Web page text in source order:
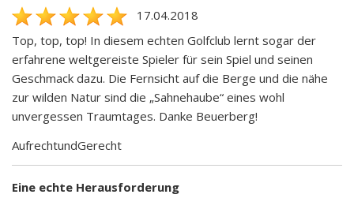
17.04.2018
Top, top, top! In diesem echten Golfclub lernt sogar der
erfahrene weltgereiste Spieler für sein Spiel und seinen
Geschmack dazu. Die Fernsicht auf die Berge und die nähe
zur wilden Natur sind die „Sahnehaube“ eines wohl
unvergessen Traumtages. Danke Beuerberg!
AufrechtundGerecht
Eine echte Herausforderung